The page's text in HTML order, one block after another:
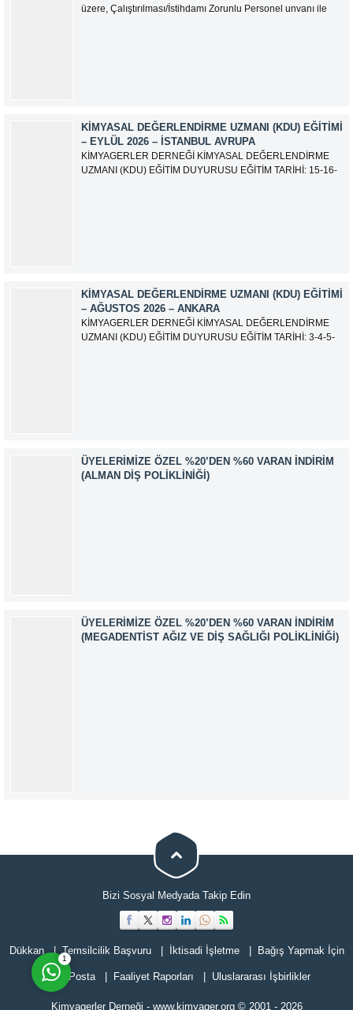
üzere, Çalıştırılması/İstihdamı Zorunlu Personel unvanı ile
KIMYASAL DEĞERLENDIRME UZMANI (KDU) EĞITIMI
– EYLÜL 2026 – İSTANBUL AVRUPA
KİMYAGERLER DERNEĞİ KİMYASAL DEĞERLENDİRME
UZMANI (KDU) EĞİTİM DUYURUSU EĞİTİM TARİHİ: 15-16-
KIMYASAL DEĞERLENDIRME UZMANI (KDU) EĞITIMI
– AĞUSTOS 2026 – ANKARA
KİMYAGERLER DERNEĞİ KİMYASAL DEĞERLENDİRME
UZMANI (KDU) EĞİTİM DUYURUSU EĞİTİM TARİHİ: 3-4-5-
ÜYELERIMIZE ÖZEL %20’DEN %60 VARAN İNDIRIM
(ALMAN DIŞ POLIKLINIĞI)
ÜYELERIMIZE ÖZEL %20’DEN %60 VARAN İNDIRIM
(MEGADENTIST AĞIZ VE DIŞ SAĞLIĞI POLIKLINIĞI)
Bizi Sosyal Medyada Takip Edin
Dükkan Temsilcilik Başvuru İktisadi İşletme Bağış Yapmak İçin
E-Posta Faaliyet Raporları Uluslararası İşbirlikler
Kimyagerler Derneği - www.kimyager.org© 2001 - 2026
1